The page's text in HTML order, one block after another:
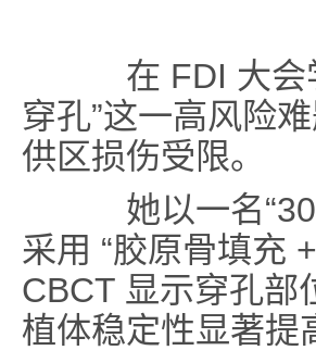
在 FDI 大会
穿孔”这一高风险
供区损伤受限。
她以一名“30
采用 “胶原骨填充
CBCT 显示穿孔部
植体稳定性显著提